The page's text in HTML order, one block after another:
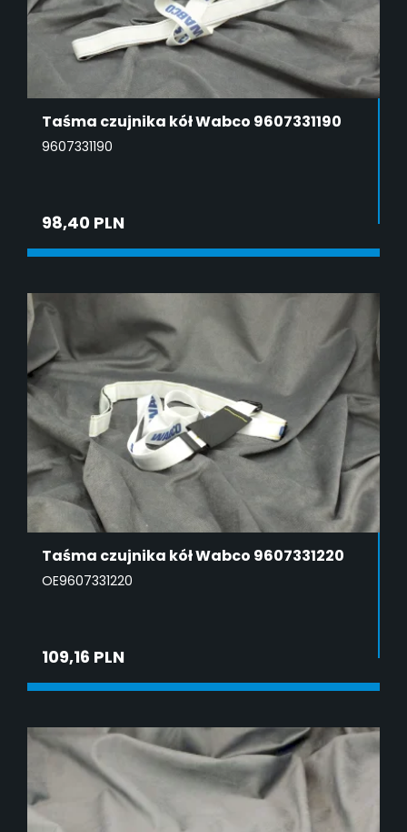
Taśma czujnika kół Wabco 9607331190
9607331190
98,40 PLN
Taśma czujnika kół Wabco 9607331220
OE9607331220
109,16 PLN